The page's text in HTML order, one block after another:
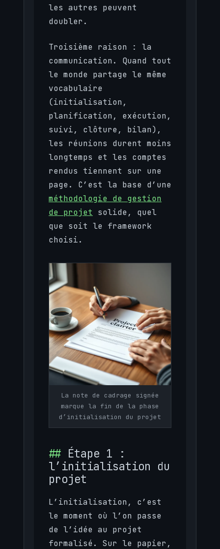
les autres peuvent
doubler.
Troisième raison : la
communication. Quand tout
le monde partage le même
vocabulaire
(initialisation,
planification, exécution,
suivi, clôture, bilan),
les réunions durent moins
longtemps et les comptes
rendus tiennent sur une
page. C’est la base d’une
méthodologie de gestion
de projet solide, quel
que soit le framework
choisi.
La note de cadrage signée
marque la fin de la phase
d’initialisation du projet
Étape 1 :
l’initialisation du
projet
L’initialisation, c’est
le moment où l’on passe
de l’idée au projet
formalisé. Sur le papier,